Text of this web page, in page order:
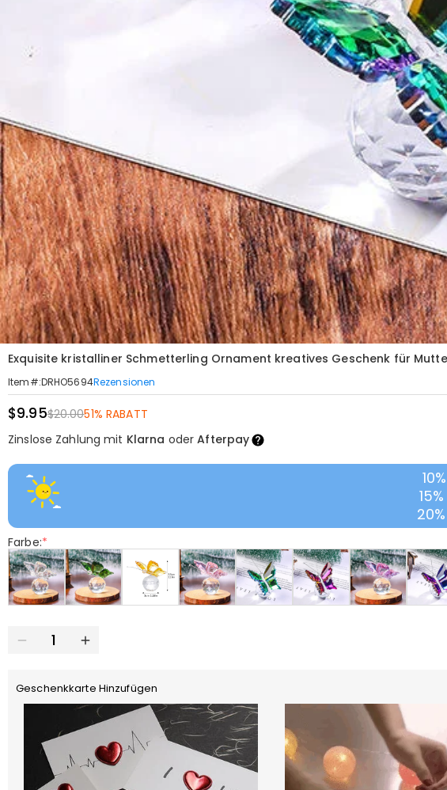
Exquisite kristalliner Schmetterling Ornament kreatives Geschenk für
Item#:DRHO5694Rezensionen
$9.95$20.0051% RABATT
Zinslose Zahlung mit Klarna oderAfterpay
Farbe:*
Geschenkkarte Hinzufügen